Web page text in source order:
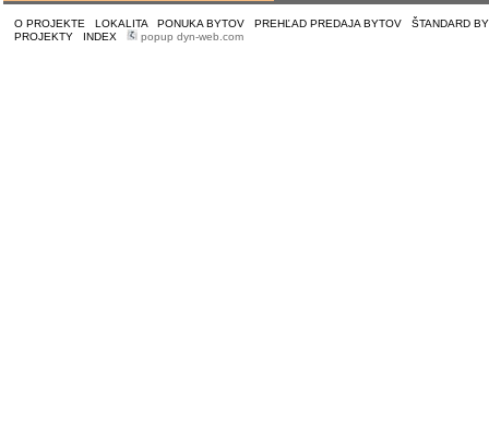
O PROJEKTE LOKALITA PONUKA BYTOV PREHĽAD PREDAJA BYTOV
ŠTANDARD
PROJEKTY
INDEX popup dyn-web.com